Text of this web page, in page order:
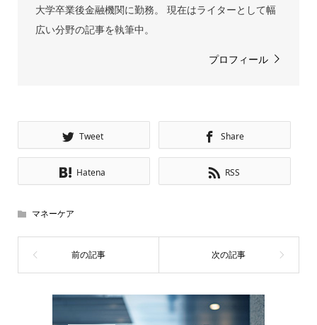
大学卒業後金融機関に勤務。 現在はライターとして幅
広い分野の記事を執筆中。
プロフィール
Tweet Share
Hatena RSS
マネーケア